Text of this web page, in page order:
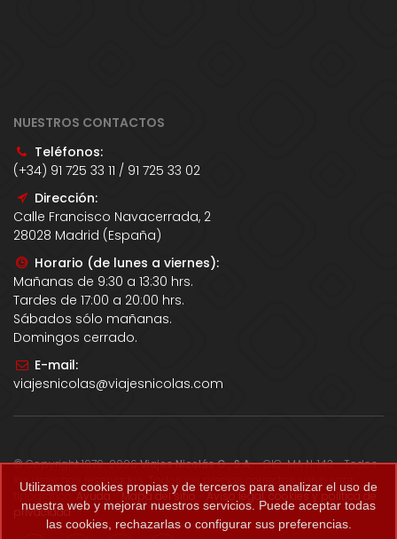
NUESTROS CONTACTOS
Teléfonos:
(+34) 91 725 33 11 / 91 725 33 02
Dirección:
Calle Francisco Navacerrada, 2
28028 Madrid (España)
Horario (de lunes a viernes):
Mañanas de 9:30 a 13:30 hrs.
Tardes de 17:00 a 20:00 hrs.
Sábados sólo mañanas.
Domingos cerrado.
E-mail:
viajesnicolas@viajesnicolas.com
© Copyright 1979-2026Viajes Nicolás G., S.A.- CIC-MA N. 143 - Todos
los derechos reservados. Todos los precios correctos salvo error
tipográfico. Ayuda-Mapa del sitio -Aviso legal, cookies y política de
privacidad.
Utilizamos cookies propias y de terceros para analizar el uso de
nuestra web y mejorar nuestros servicios. Puede aceptar todas
las cookies, rechazarlas o configurar sus preferencias.